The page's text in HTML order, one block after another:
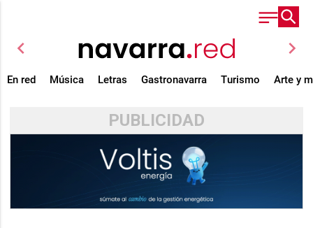
chevron_left chevron_right
En red Música Letras Gastronavarra Turismo Arte y
PUBLICIDAD